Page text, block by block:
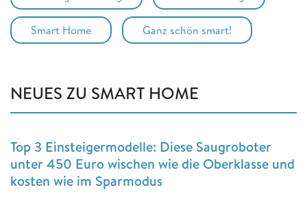
Smart Home Ganz schön smart!
NEUES ZU SMART HOME
Top 3 Einsteigermodelle: Diese Saugroboter
unter 450 Euro wischen wie die Oberklasse und
kosten wie im Sparmodus